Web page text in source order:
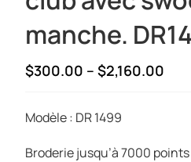
manche.
$300.00 – $2,160.00
Modèle : DR 1499
Broderie jusqu’à 7000 points